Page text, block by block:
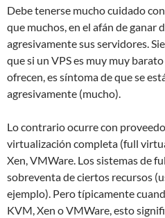
Debe tenerse mucho cuidado
que muchos, en el afán de
agresivamente sus servidores.
que si un VPS es muy muy
ofrecen, es síntoma de que se
agresivamente (mucho).
Lo contrario ocurre con
virtualización completa (full
Xen, VMWare. Los sistemas de
sobreventa de ciertos recursos
ejemplo). Pero típicamente
KVM, Xen o VMWare, esto